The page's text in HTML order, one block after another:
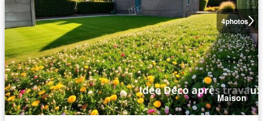
4photos
Maison